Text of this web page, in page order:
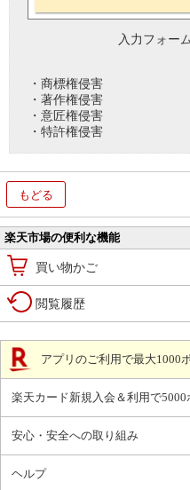
入力フォー
・商標権侵害
・著作権侵害
・意匠権侵害
・特許権侵害
もどる
楽天市場の便利な機能
買い物かご
閲覧履歴
アプリのご利用で最大1000
楽天カード新規入会＆利用で5000
安心・安全への取り組み
ヘルプ